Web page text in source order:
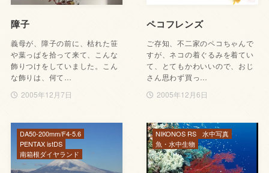
障子
義母が、障子の前に、枯れた笹
や葉っぱを拾って来て、こんな
飾りつけをしていました。こん
な飾りは、何て…
2005年12月7日
ペコフレンズ
ご存知、不二家のペコちゃんで
すが、ネコの着ぐるみを着てい
て、とてもかわいいので、おじ
さん思わず買っ…
2005年12月6日
DA50-200mm/F4-5.6
PENTAX istDS
南箱根ダイヤランド
NIKONOS RS
水中写真
魚・水中生物